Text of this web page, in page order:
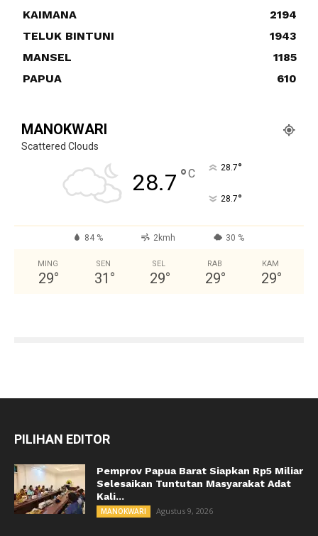
KAIMANA
2194
TELUK BINTUNI
1943
MANSEL
1185
PAPUA
610
MANOKWARI
Scattered Clouds
28.7 °C 28.7°
28.7°
84 % 2kmh 30 %
MING
29°
SEN
31 °
SEL
29°
RAB
29°
KAM
29°
PILIHAN EDITOR
Pemprov Papua Barat Siapkan Rp5 Miliar
Selesaikan Tuntutan Masyarakat Adat
Kali...
MANOKWARI Agustus 9, 2026